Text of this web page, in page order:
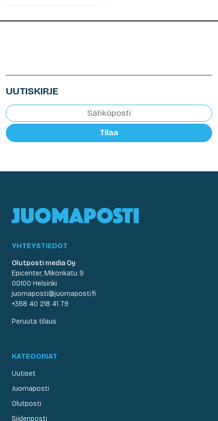
UUTISKIRJE
Tilaa
YHTEYSTIEDOT
Olutposti media Oy
Epicenter, Mikonkatu 9
00100 Helsinki
juomaposti@juomaposti.fi
+358 40 218 41 79
Peruuta tilaus
KATEGORIAT
Uutiset
Juomaposti
Olutposti
Siideriposti